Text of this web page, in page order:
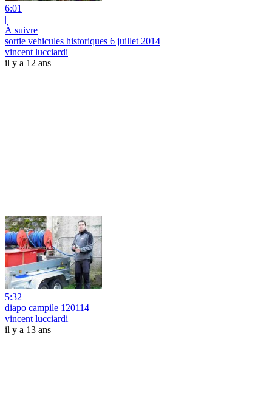
6:01
|
À suivre
sortie vehicules historiques 6 juillet 2014
vincent lucciardi
il y a 12 ans
5:32
diapo campile 120114
vincent lucciardi
il y a 13 ans